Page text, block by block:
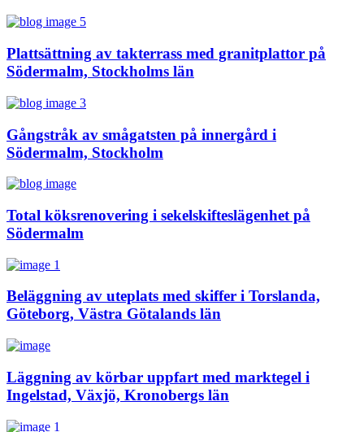
Plattsättning av takterrass med granitplattor på
Södermalm, Stockholms län
Gångstråk av smågatsten på innergård i
Södermalm, Stockholm
Total köksrenovering i sekelskifteslägenhet på
Södermalm
Beläggning av uteplats med skiffer i Torslanda,
Göteborg, Västra Götalands län
Läggning av körbar uppfart med marktegel i
Ingelstad, Växjö, Kronobergs län